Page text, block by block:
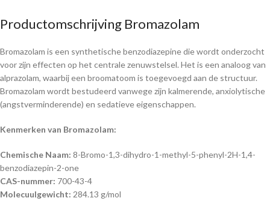
Productomschrijving Bromazolam
Bromazolam is een synthetische benzodiazepine die wordt onderzocht
voor zijn effecten op het centrale zenuwstelsel. Het is een analoog van
alprazolam, waarbij een broomatoom is toegevoegd aan de structuur.
Bromazolam wordt bestudeerd vanwege zijn kalmerende, anxiolytische
(angstverminderende) en sedatieve eigenschappen.
Kenmerken van Bromazolam:
Chemische Naam: 8-Bromo-1,3-dihydro-1-methyl-5-phenyl-2H-1,4-
benzodiazepin-2-one
CAS-nummer: 700-43-4
Molecuulgewicht: 284.13 g/mol